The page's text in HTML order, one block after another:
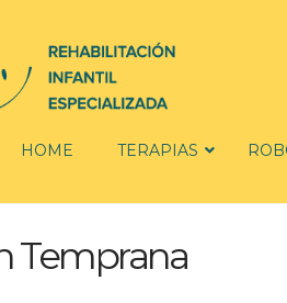
HOME TERAPIAS
Temprana